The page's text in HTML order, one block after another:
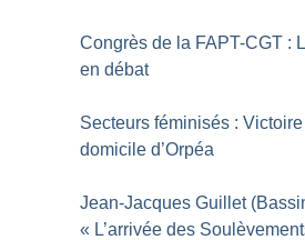
Congrès de la FAPT-CGT :
en débat
Secteurs féminisés :
domicile d’Orpéa
Jean-Jacques Guillet
« L’arrivée des